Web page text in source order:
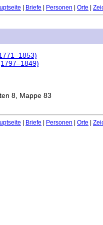
Briefe Personen Orte
8, Mappe 83
Briefe Personen Orte